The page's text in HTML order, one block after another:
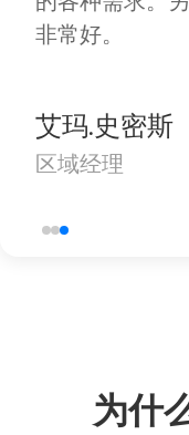
非常好。
艾玛.史密斯
区域经理
为什